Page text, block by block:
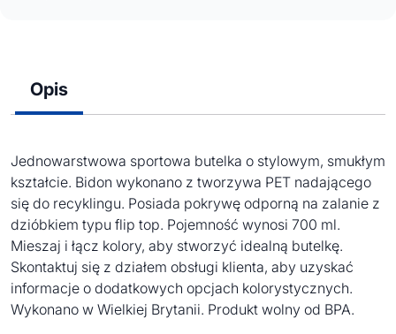
Opis
Jednowarstwowa sportowa butelka o stylowym, smukłym
kształcie. Bidon wykonano z tworzywa PET nadającego
się do recyklingu. Posiada pokrywę odporną na zalanie z
dzióbkiem typu flip top. Pojemność wynosi 700 ml.
Mieszaj i łącz kolory, aby stworzyć idealną butelkę.
Skontaktuj się z działem obsługi klienta, aby uzyskać
informacje o dodatkowych opcjach kolorystycznych.
Wykonano w Wielkiej Brytanii. Produkt wolny od BPA.